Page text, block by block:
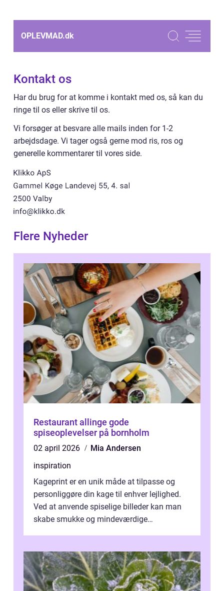
OPLEVMAD.dk
Kontakt os
Har du brug for at komme i kontakt med os, så kan du
ringe til os eller skrive til os.
Vi forsøger at besvare alle mails inden for 1-2
arbejdsdage. Vi tager også gerne mod ris, ros og
generelle kommentarer til vores side.
Flere Nyheder
Restaurant allinge gode
spiseoplevelser på bornholm
02 april 2026
Mia Andersen
inspiration
Kageprint er en unik måde at tilpasse og
personliggøre din kage til enhver lejlighed.
Ved at anvende spiselige billeder kan man
skabe smukke og mindeværdige